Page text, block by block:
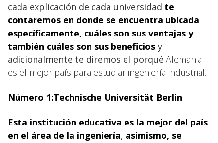
cada explicación de cada universidad te
contaremos en donde se encuentra ubicada
específicamente, cuáles son sus ventajas y
también cuáles son sus beneficios y
adicionalmente te diremos el porqué Alemania
es el mejor país para estudiar ingeniería industrial.
Número 1:Technische Universität Berlin
Esta institución educativa es la mejor del país
en el área de la ingeniería, asimismo, se